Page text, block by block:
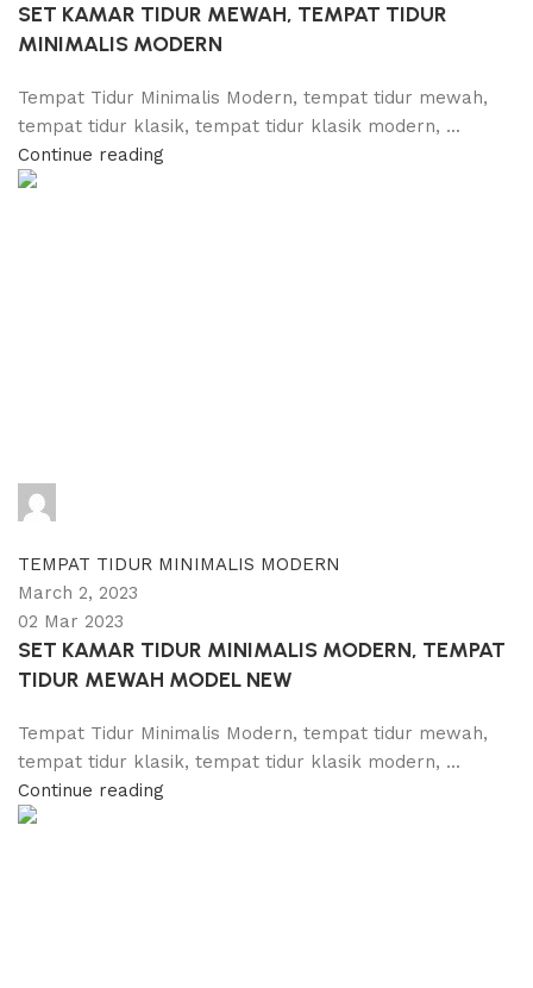
SET KAMAR TIDUR MEWAH, TEMPAT TIDUR
MINIMALIS MODERN
Tempat Tidur Minimalis Modern, tempat tidur mewah,
tempat tidur klasik, tempat tidur klasik modern, ...
Continue reading
TEMPAT TIDUR MINIMALIS MODERN
March 2, 2023
02 Mar 2023
SET KAMAR TIDUR MINIMALIS MODERN, TEMPAT
TIDUR MEWAH MODEL NEW
Tempat Tidur Minimalis Modern, tempat tidur mewah,
tempat tidur klasik, tempat tidur klasik modern, ...
Continue reading